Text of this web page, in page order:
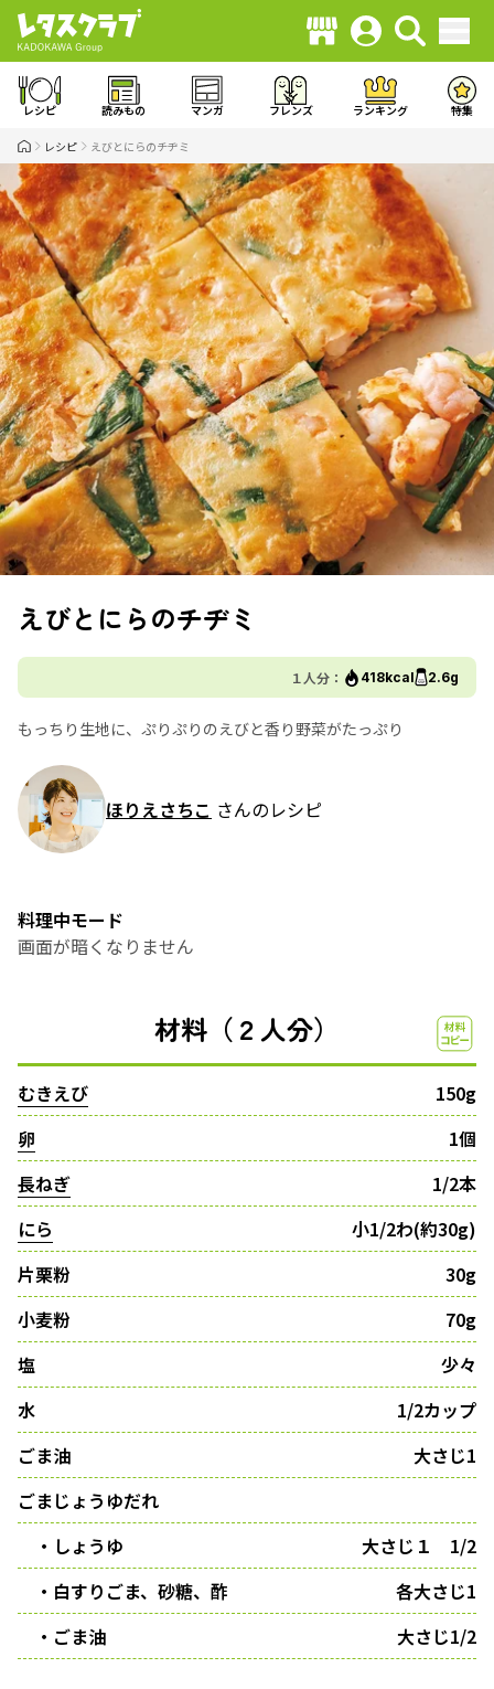
レシピ 読みもの マンガ フレンズ ランキング 特集
レシピ えびとにらのチヂミ
えびとにらのチヂミ
１人分： 418kcal 2.6g
もっちり生地に、ぷりぷりのえびと香り野菜がたっぷり
ほりえさちこ さんのレシピ
料理中モード
画面が暗くなりません
材料（２人分）
むきえび
150g
卵
1個
長ねぎ
1/2本
にら
小1/2わ(約30g)
片栗粉
30g
小麦粉
70g
塩
少々
水
1/2カップ
ごま油
大さじ1
ごまじょうゆだれ
・しょうゆ
大さじ１ 1/2
・白すりごま、砂糖、酢
各大さじ1
・ごま油
大さじ1/2